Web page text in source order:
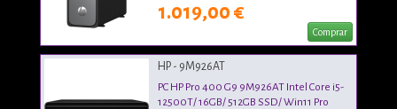
1.019,00 €
Comprar
HP - 9M926AT
PC HP Pro 400 G9 9M926AT Intel Core i5-
12500T/ 16GB/ 512GB SSD/ Win11 Pro